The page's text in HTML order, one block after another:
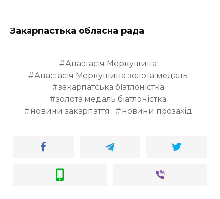
Закарпастька обласна рада
Анастасія Меркушина
Анастасія Меркушина золота медаль
закарпатська біатлоністка
золота медаль біатлоністка
новини закарпаття
новини прозахід